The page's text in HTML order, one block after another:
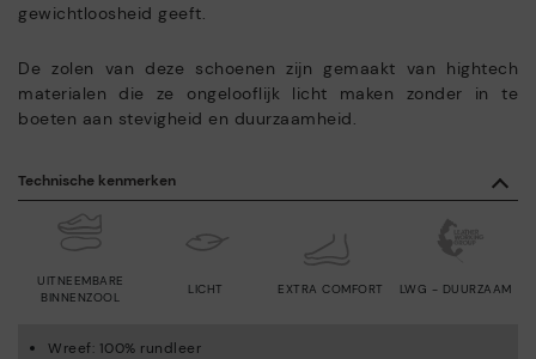
gewichtloosheid geeft.
De zolen van deze schoenen zijn gemaakt van hightech
materialen die ze ongelooflijk licht maken zonder in te
boeten aan stevigheid en duurzaamheid.
Technische kenmerken
LICHT
UITNEEMBARE
BINNENZOOL
EXTRA COMFORT LWG - DUURZAAM
Wreef: 100% rundleer